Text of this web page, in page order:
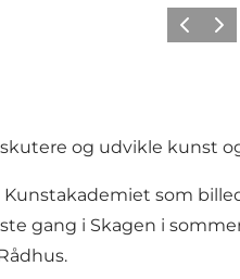
ForrigeNæste
og udvikle kunst
som
gang i Skagen i